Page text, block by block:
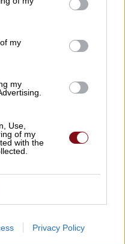
my
my
Use,
of my
with the
Privacy Policy
οδηγίες
κάνει πως δεν
εδώ και χρόνια
ποταμού